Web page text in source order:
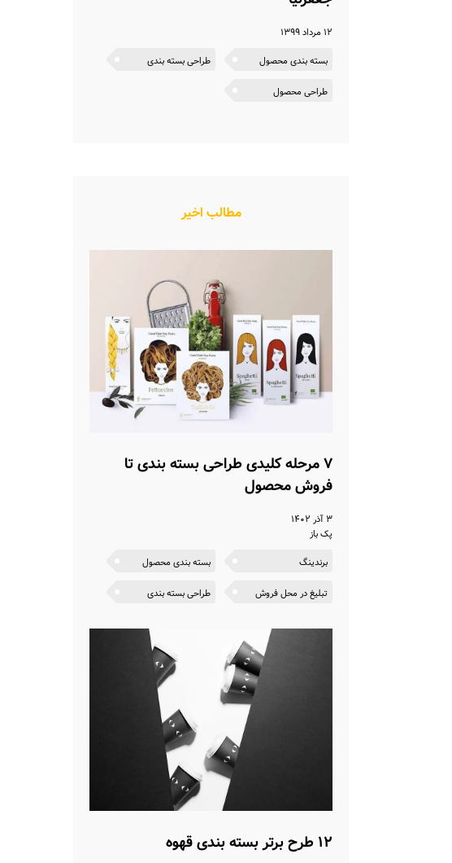
۱۲ مرداد ۱۳۹۹
بسته بندی محصول
طراحی بسته بندی
طراحی محصول
مطالب اخیر
۷ مرحله کلیدی طراحی بسته بندی تا
فروش محصول
۳ آذر ۱۴۰۲
پک باز
برندینگ
بسته بندی محصول
تبلیغ در محل فروش طراحی بسته بندی
۱۲ طرح برتر بسته بندی قهوه